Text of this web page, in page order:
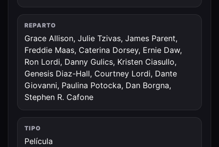
REPARTO
Grace Allison, Julie Tzivas, James Parent,
Freddie Maas, Caterina Dorsey, Ernie Daw,
Ron Lordi, Danny Gulics, Kristen Ciasullo,
Genesis Diaz-Hall, Courtney Lordi, Dante
Giovanni, Paulina Potocka, Dan Borgna,
Stephen R. Cafone
TIPO
Película